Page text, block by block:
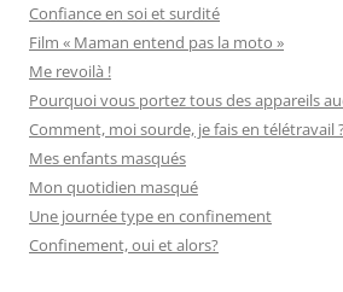
Confiance en soi et surdité
Film « Maman entend pas la moto »
Me revoilà !
Pourquoi vous portez tous des appareils
Comment, moi sourde, je fais en télétravail ?
Mes enfants masqués
Mon quotidien masqué
Une journée type en confinement
Confinement, oui et alors?